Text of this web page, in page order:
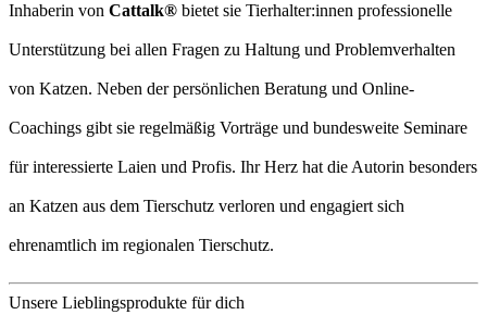
Inhaberin von Cattalk® bietet sie Tierhalter:innen professionelle
Unterstützung bei allen Fragen zu Haltung und Problemverhalten
von Katzen. Neben der persönlichen Beratung und Online-
Coachings gibt sie regelmäßig Vorträge und bundesweite Seminare
für interessierte Laien und Profis. Ihr Herz hat die Autorin besonders
an Katzen aus dem Tierschutz verloren und engagiert sich
ehrenamtlich im regionalen Tierschutz.
Unsere Lieblingsprodukte für dich